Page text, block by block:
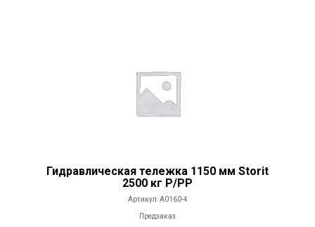
Гидравлическая тележка 1150 мм Storit
2500 кг P/PP
Артикул:A0160-4
Предзаказ